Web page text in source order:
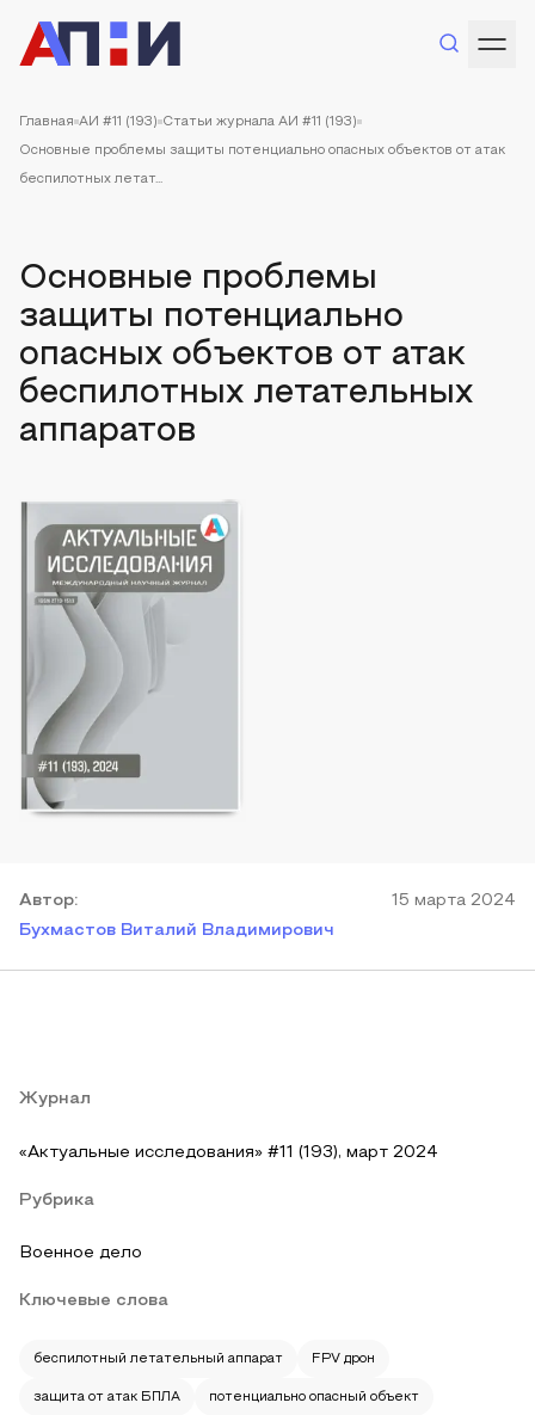
Главная АИ #11 (193) Статьи журнала АИ #11 (193)
Основные проблемы защиты потенциально опасных объектов от атак
беспилотных летат...
Основные проблемы
защиты потенциально
опасных объектов от атак
беспилотных летательных
аппаратов
Автор:
Бухмастов Виталий Владимирович
15 марта 2024
Журнал
«Актуальные исследования» #11 (193), март 2024
Рубрика
Военное дело
Ключевые слова
беспилотный летательный аппарат FPV дрон
защита от атак БПЛА потенциально опасный объект